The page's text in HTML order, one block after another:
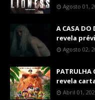
Agosto 01,
A CASA
revela
Agosto 02,
revela
Abril 01,